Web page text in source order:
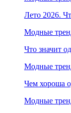
Лето 2026.
Модные
Что значит
Модные
Чем хороша
Модные